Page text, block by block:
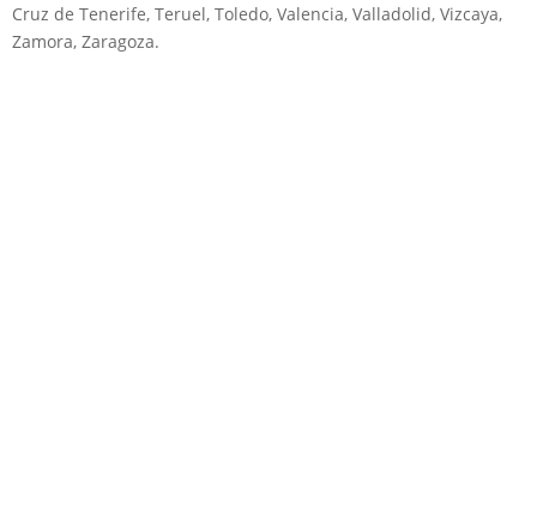
Cruz de Tenerife, Teruel, Toledo, Valencia, Valladolid, Vizcaya,
Zamora, Zaragoza.